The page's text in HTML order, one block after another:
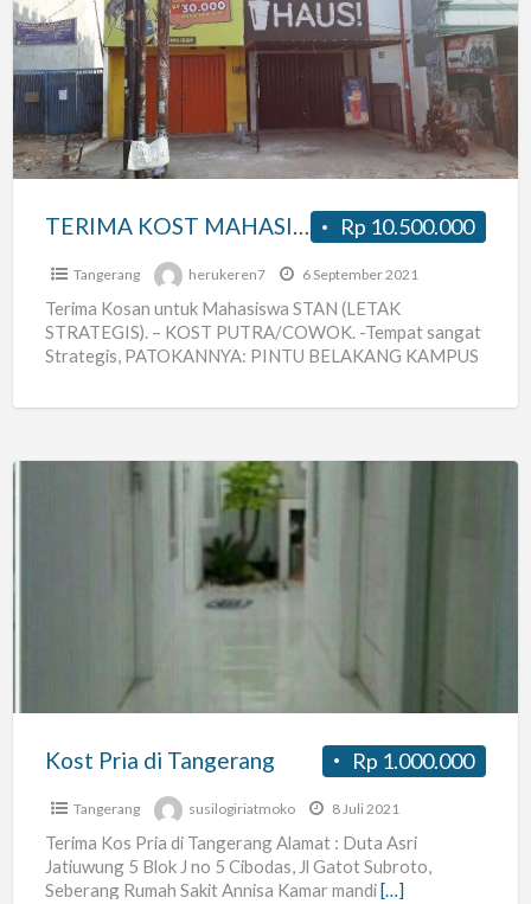
KOST
MAHASISWA
STAN
Rp 10.500.000
TERIMA KOST MAHASISWA STAN
Tangerang herukeren7 6 September 2021
Terima Kosan untuk Mahasiswa STAN (LETAK
STRATEGIS). – KOST PUTRA/COWOK. -Tempat sangat
Strategis, PATOKANNYA: PINTU BELAKANG KAMPUS
di
Rp 1.000.000
Kost Pria di Tangerang
Tangerang susilogiriatmoko 8 Juli 2021
Terima Kos Pria di Tangerang Alamat : Duta Asri
Jatiuwung 5 Blok J no 5 Cibodas, Jl Gatot Subroto,
Seberang Rumah Sakit Annisa Kamar mandi[…]